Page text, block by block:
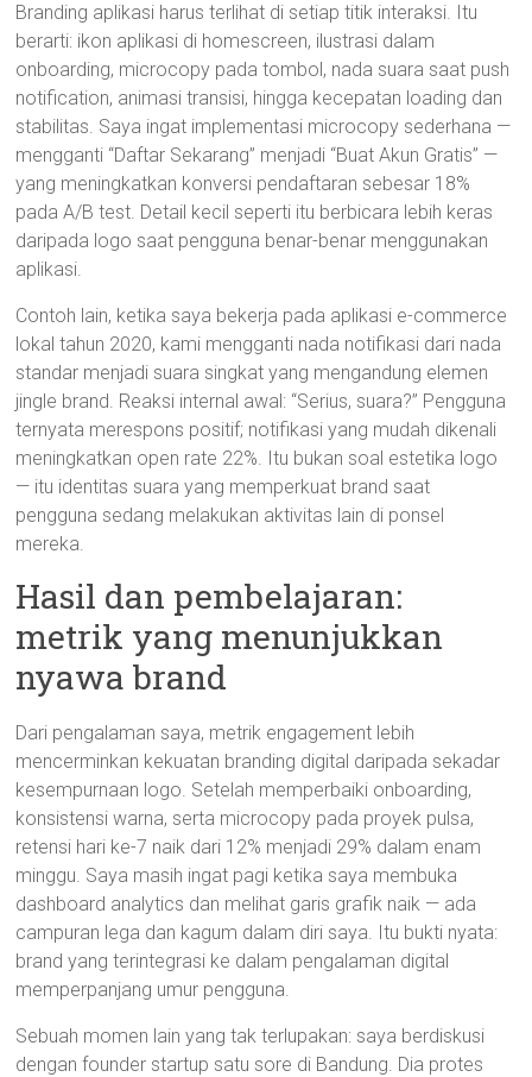
Branding aplikasi harus terlihat di setiap titik interaksi. Itu
berarti: ikon aplikasi di homescreen, ilustrasi dalam
onboarding, microcopy pada tombol, nada suara saat push
notification, animasi transisi, hingga kecepatan loading dan
stabilitas. Saya ingat implementasi microcopy sederhana —
mengganti “Daftar Sekarang” menjadi “Buat Akun Gratis” —
yang meningkatkan konversi pendaftaran sebesar 18%
pada A/B test. Detail kecil seperti itu berbicara lebih keras
daripada logo saat pengguna benar-benar menggunakan
aplikasi.
Contoh lain, ketika saya bekerja pada aplikasi e-commerce
lokal tahun 2020, kami mengganti nada notifikasi dari nada
standar menjadi suara singkat yang mengandung elemen
jingle brand. Reaksi internal awal: “Serius, suara?” Pengguna
ternyata merespons positif; notifikasi yang mudah dikenali
meningkatkan open rate 22%. Itu bukan soal estetika logo
— itu identitas suara yang memperkuat brand saat
pengguna sedang melakukan aktivitas lain di ponsel
mereka.
Hasil dan pembelajaran:
metrik yang menunjukkan
nyawa brand
Dari pengalaman saya, metrik engagement lebih
mencerminkan kekuatan branding digital daripada sekadar
kesempurnaan logo. Setelah memperbaiki onboarding,
konsistensi warna, serta microcopy pada proyek pulsa,
retensi hari ke-7 naik dari 12% menjadi 29% dalam enam
minggu. Saya masih ingat pagi ketika saya membuka
dashboard analytics dan melihat garis grafik naik — ada
campuran lega dan kagum dalam diri saya. Itu bukti nyata:
brand yang terintegrasi ke dalam pengalaman digital
memperpanjang umur pengguna.
Sebuah momen lain yang tak terlupakan: saya berdiskusi
dengan founder startup satu sore di Bandung. Dia protes